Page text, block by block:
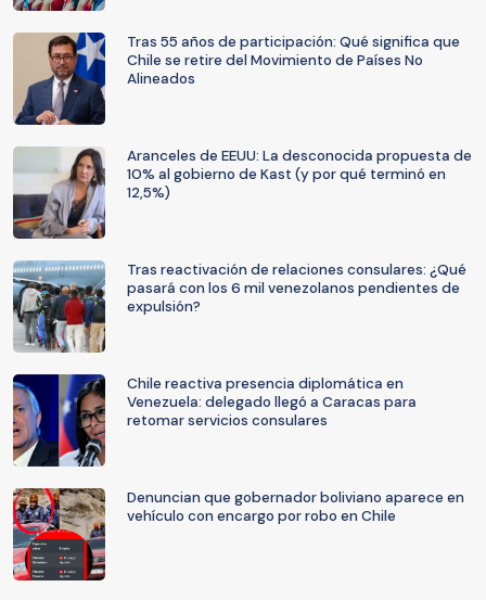
Tras 55 años de participación: Qué significa que
Chile se retire del Movimiento de Países No
Alineados
Aranceles de EEUU: La desconocida propuesta de
10% al gobierno de Kast (y por qué terminó en
12,5%)
Tras reactivación de relaciones consulares: ¿Qué
pasará con los 6 mil venezolanos pendientes de
expulsión?
Chile reactiva presencia diplomática en
Venezuela: delegado llegó a Caracas para
retomar servicios consulares
Denuncian que gobernador boliviano aparece en
vehículo con encargo por robo en Chile